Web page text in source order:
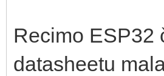
Recimo ESP32
datasheetu